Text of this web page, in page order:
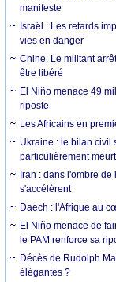
manifeste
Israël : Les retards
vies en danger
Chine. Le militant
être libéré
El Niño menace 49
riposte
Les Africains en
Ukraine : le bilan civil
particulièrement
Iran : dans l'ombre
s'accélèrent
Daech : l'Afrique au
El Niño menace de
le PAM renforce sa
Décès de Rudolph
élégantes ?